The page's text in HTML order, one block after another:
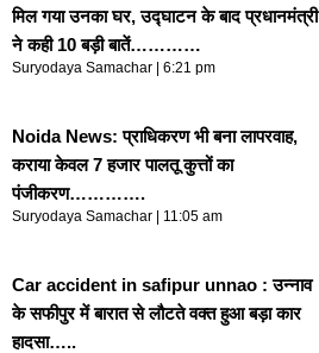
मिल गया उनका घर, उद्घाटन के बाद प्रधानमंत्री
ने कही 10 बड़ी बातें…………
Suryodaya Samachar 6:21 pm
Noida News: प्राधिकरण भी बना लापरवाह,
कराया केवल 7 हजार पालतू कुत्तों का
पंजीकरण………….
Suryodaya Samachar 11:05 am
Car accident in safipur unnao : उन्नाव
के सफीपुर में बारात से लौटते वक्त हुआ बड़ा कार
हादसा…..